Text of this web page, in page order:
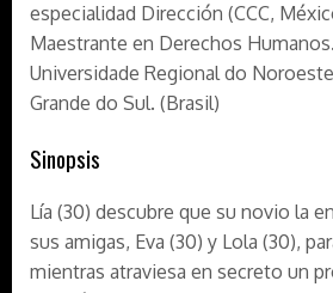
especialidad Dirección (CCC,
Maestrante en Derechos
Universidade Regional do
Grande do Sul. (Brasil)
Sinopsis
Lía (30) descubre que su novio la
sus amigas, Eva (30) y Lola (30),
mientras atraviesa en secreto un